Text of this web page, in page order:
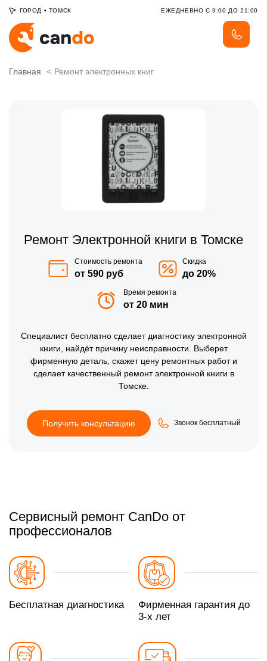
ГОРОД • ТОМСК ЕЖЕДНЕВНО С 9:00 ДО 21:00
Главная Ремонт электронных книг
Ремонт Электронной книги в Томске
Стоимость ремонта
от 590 руб
Скидка
до 20%
Время ремонта
от 20 мин
Специалистбесплатносделает диагностику электронной
книги, найдёт причину неисправности. Выберет
фирменную деталь, скажет цену ремонтных работ и
сделает качественный ремонт электронной книги в
Томске.
Получить консультацию Звонок бесплатный
Сервисный ремонт CanDo от
профессионалов
Бесплатная диагностика
Фирменная гарантия до
3-х лет